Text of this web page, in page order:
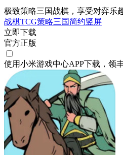
极致策略三国战棋，享受对弈乐
战棋TCG策略三国简约竖屏
立即下载
官方正版
使用小米游戏中心APP下载 ，领